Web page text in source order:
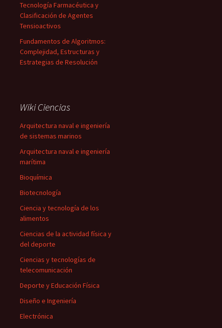
Tecnología Farmacéutica y
Clasificación de Agentes
Tensioactivos
Fundamentos de Algoritmos:
Complejidad, Estructuras y
Estrategias de Resolución
Wiki Ciencias
Arquitectura naval e ingeniería
de sistemas marinos
Arquitectura naval e ingeniería
marítima
Bioquímica
Biotecnología
Ciencia y tecnología de los
alimentos
Ciencias de la actividad física y
del deporte
Ciencias y tecnologías de
telecomunicación
Deporte y Educación Física
Diseño e Ingeniería
Electrónica